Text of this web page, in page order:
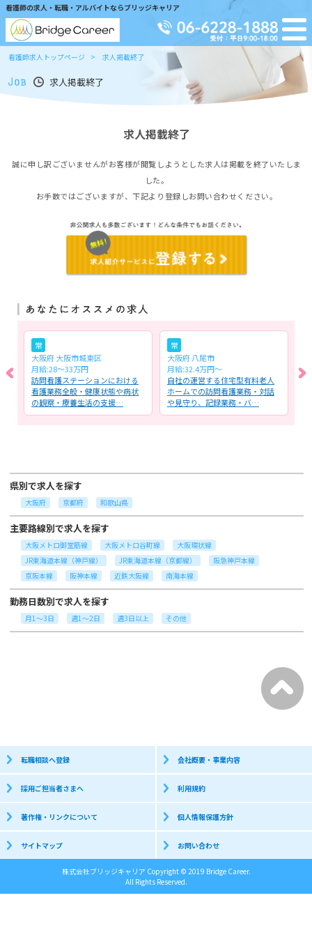
看護師の求人・転職・アルバイトならブリッジキャリア
看護師求人トップページ 求人掲載終了
求人掲載終了
求人掲載終了
誠に申し訳ございませんがお客様が閲覧しようとした求人は掲載を終了いたしま
した。
お手数ではございますが、下記より登録しお問い合わせください。
常
大阪府 大阪市城東区
月給:28～33万円
訪問看護ステーションにおける
看護業務全般・健康状態や病状
の観察・療養生活の支援…
常
大阪府 八尾市
月給:32.4万円～
自社の運営する住宅型有料老人
ホームでの訪問看護業務・対話
や見守り、記録業務・バ…
県別で求人を探す
大阪府 京都府 和歌山県
主要路線別で求人を探す
大阪メトロ御堂筋線 大阪メトロ谷町線
大阪環状線
JR東海道本線（神戸線）
JR東海道本線（京都線）
阪急神戸本線
京阪本線
阪神本線 近鉄大阪線 南海本線
勤務日数別で求人を探す
月1～3日 週1～2日 週3日以上 その他
転職相談へ登録 会社概要・事業内容
採用ご担当者さまへ 利用規約
著作権・リンクについて 個人情報保護方針
サイトマップ お問い合わせ
株式会社ブリッジキャリア Copyright © 2019 Bridge Career.
All Rights Reserved.